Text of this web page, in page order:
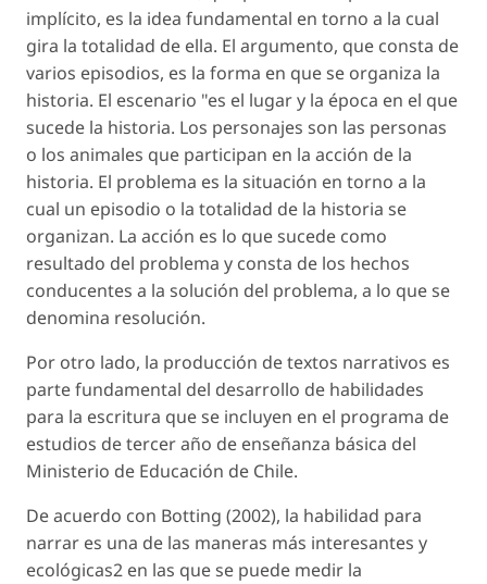
implícito, es la idea fundamental en torno a la cual
gira la totalidad de ella. El argumento, que consta de
varios episodios, es la forma en que se organiza la
historia. El escenario "es el lugar y la época en el que
sucede la historia. Los personajes son las personas
o los animales que participan en la acción de la
historia. El problema es la situación en torno a la
cual un episodio o la totalidad de la historia se
organizan. La acción es lo que sucede como
resultado del problema y consta de los hechos
conducentes a la solución del problema, a lo que se
denomina resolución.
Por otro lado, la producción de textos narrativos es
parte fundamental del desarrollo de habilidades
para la escritura que se incluyen en el programa de
estudios de tercer año de enseñanza básica del
Ministerio de Educación de Chile.
De acuerdo con Botting (2002), la habilidad para
narrar es una de las maneras más interesantes y
ecológicas2 en las que se puede medir la